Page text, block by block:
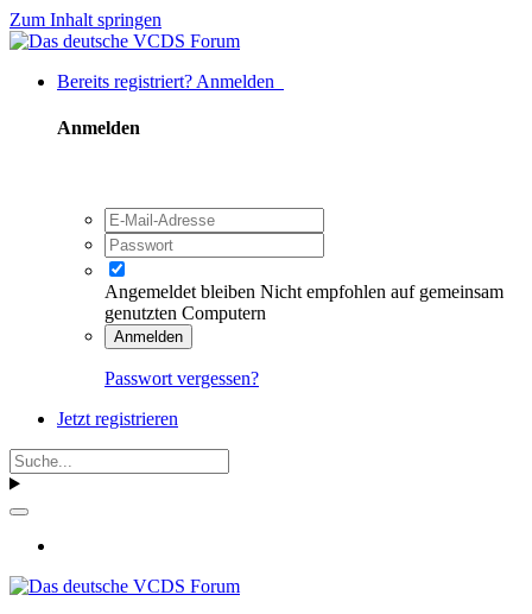
Zum Inhalt springen
Bereits registriert? Anmelden
Anmelden
Angemeldet bleiben Nicht empfohlen auf gemeinsam
genutzten Computern
Anmelden
Passwort vergessen?
Jetzt registrieren